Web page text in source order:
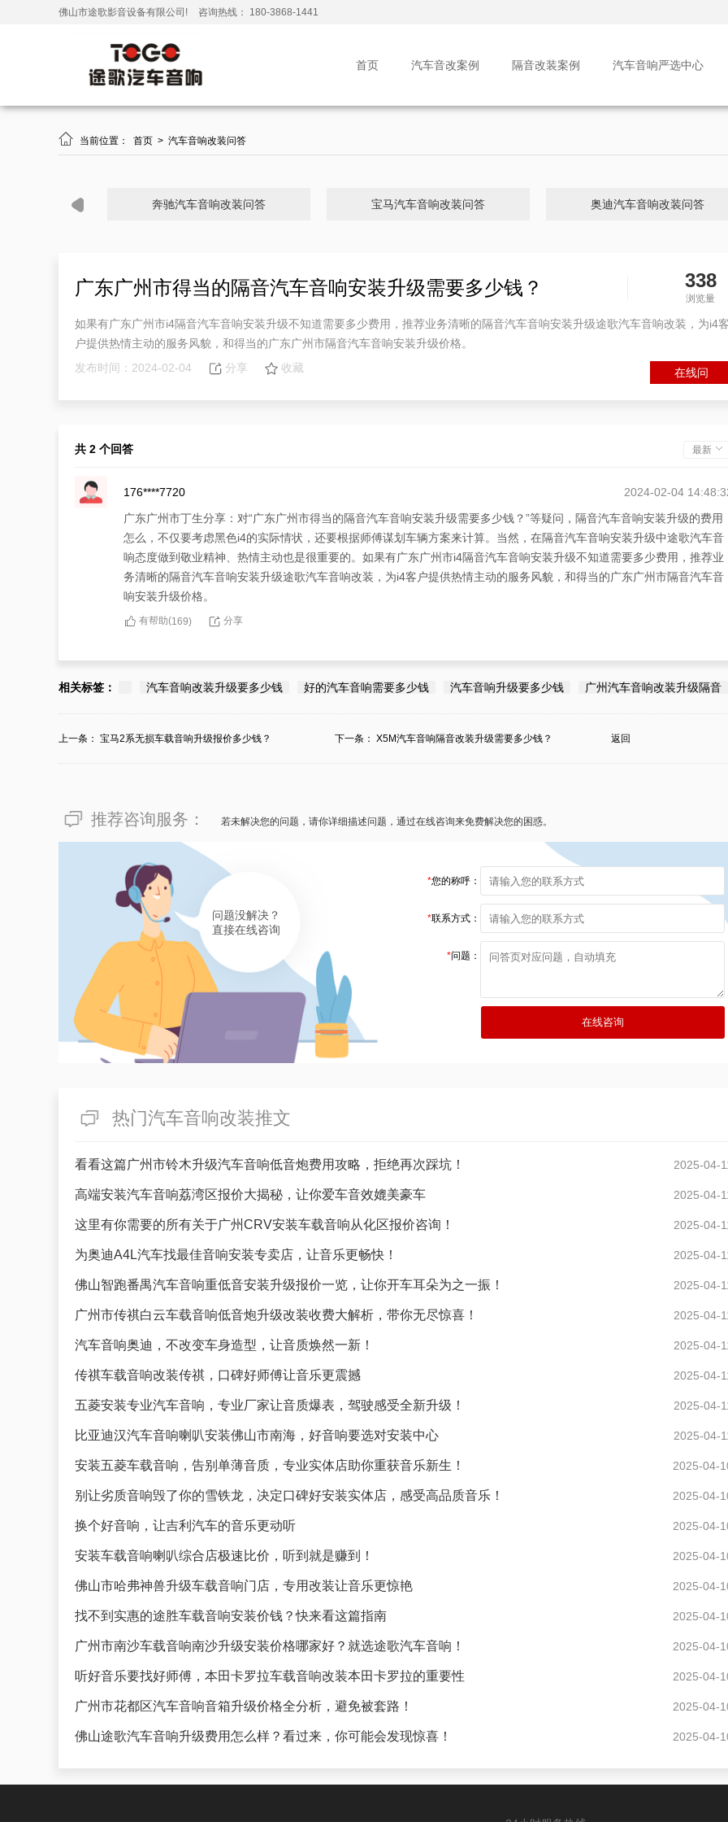
佛山市途歌影音设备有限公司! 咨询热线： 180-3868-1441
首页 汽车音改案例 隔音改装案例 汽车音响严选中心
 当前位置： 首页 > 汽车音响改装问答
奔驰汽车音响改装问答 宝马汽车音响改装问答 奥迪汽车音响改装问答
广东广州市得当的隔音汽车音响安装升级需要多少钱？ 338
浏览量
如果有广东广州市i4隔音汽车音响安装升级不知道需要多少费用，推荐业务清晰的隔音汽车音响安装升级途歌汽车音响改装，为i4客
户提供热情主动的服务风貌，和得当的广东广州市隔音汽车音响安装升级价格。
发布时间：2024-02-04
分享 收藏 在线问
共 2 个回答 最新
176****7720
2024-02-04
广东广州市丁生分享：对“广东广州市得当的隔音汽车音响安装升级需要多少钱？”等疑问，隔音汽车音响安装升级的费用
怎么，不仅要考虑黑色i4的实际情状，还要根据师傅谋划车辆方案来计算。当然，在隔音汽车音响安装升级中途歌汽车音
响态度做到敬业精神、热情主动也是很重要的。如果有广东广州市i4隔音汽车音响安装升级不知道需要多少费用，推荐业
务清晰的隔音汽车音响安装升级途歌汽车音响改装，为i4客户提供热情主动的服务风貌，和得当的广东广州市隔音汽车音
响安装升级价格。
有帮助(169) 分享
180****1480
2024-02-04
广东广州市丁生有“广东广州市得当的隔音汽车音响安装升级需要多少钱？”的疑问，建议选途歌汽车音响i4隔音汽车音响安
相关标签： 汽车音响改装升级要多少钱 好的汽车音响需要多少钱 汽车音响升级要多少钱 广州汽车音响改装升级隔音
上一条： 宝马2系无损车载音响升级报价多少钱？ 下一条： X5M汽车音响隔音改装升级需要多少钱？ 返回
推荐咨询服务： 若未解决您的问题，请你详细描述问题，通过在线咨询来免费解决您的困惑。
问题没解决？
直接在线咨询
*您的称呼：
*联系方式：
*问题：
热门汽车音响改装推文
看看这篇广州市铃木升级汽车音响低音炮费用攻略，拒绝再次踩坑！ 2025-04-
高端安装汽车音响荔湾区报价大揭秘，让你爱车音效媲美豪车 2025-04-
这里有你需要的所有关于广州CRV安装车载音响从化区报价咨询！ 2025-04-
为奥迪A4L汽车找最佳音响安装专卖店，让音乐更畅快！ 2025-04-
佛山智跑番禺汽车音响重低音安装升级报价一览，让你开车耳朵为之一振！ 2025-04-
广州市传祺白云车载音响低音炮升级改装收费大解析，带你无尽惊喜！ 2025-04-
汽车音响奥迪，不改变车身造型，让音质焕然一新！ 2025-04-
传祺车载音响改装传祺，口碑好师傅让音乐更震撼 2025-04-
五菱安装专业汽车音响，专业厂家让音质爆表，驾驶感受全新升级！ 2025-04-
比亚迪汉汽车音响喇叭安装佛山市南海，好音响要选对安装中心 2025-04-
安装五菱车载音响，告别单薄音质，专业实体店助你重获音乐新生！ 2025-04-
别让劣质音响毁了你的雪铁龙，决定口碑好安装实体店，感受高品质音乐！ 2025-04-
换个好音响，让吉利汽车的音乐更动听 2025-04-
安装车载音响喇叭综合店极速比价，听到就是赚到！ 2025-04-
佛山市哈弗神兽升级车载音响门店，专用改装让音乐更惊艳 2025-04-
找不到实惠的途胜车载音响安装价钱？快来看这篇指南 2025-04-
广州市南沙车载音响南沙升级安装价格哪家好？就选途歌汽车音响！ 2025-04-
听好音乐要找好师傅，本田卡罗拉车载音响改装本田卡罗拉的重要性 2025-04-
广州市花都区汽车音响音箱升级价格全分析，避免被套路！ 2025-04-
佛山途歌汽车音响升级费用怎么样？看过来，你可能会发现惊喜！ 2025-04-